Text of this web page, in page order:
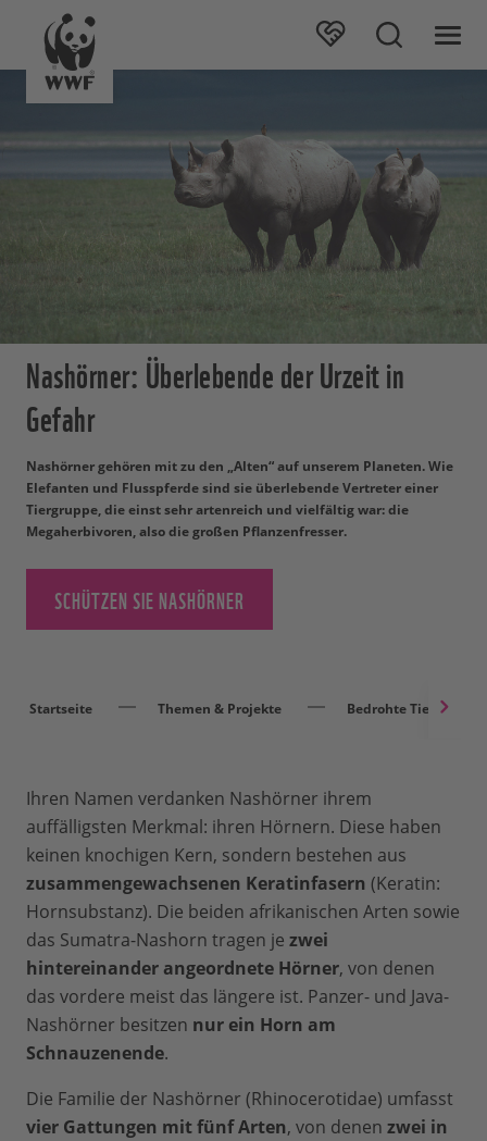
Nashörner: Überlebende der Urzeit in
Gefahr
Nashörner gehören mit zu den „Alten“ auf unserem Planeten. Wie
Elefanten und Flusspferde sind sie überlebende Vertreter einer
Tiergruppe, die einst sehr artenreich und vielfältig war: die
Megaherbivoren, also die großen Pflanzenfresser.
SCHÜTZEN SIE NASHÖRNER
Startseite Themen & Projekte Bedrohte Tierarten
Ihren Namen verdanken Nashörner ihrem
auffälligsten Merkmal: ihren Hörnern. Diese haben
keinen knochigen Kern, sondern bestehen aus
zusammengewachsenen Keratinfasern (Keratin:
Hornsubstanz). Die beiden afrikanischen Arten sowie
das Sumatra-Nashorn tragen je zwei
hintereinander angeordnete Hörner, von denen
das vordere meist das längere ist. Panzer- und Java-
Nashörner besitzen nur ein Horn am
Schnauzenende.
Die Familie der Nashörner (Rhinocerotidae) umfasst
vier Gattungen mit fünf Arten, von denen zwei in